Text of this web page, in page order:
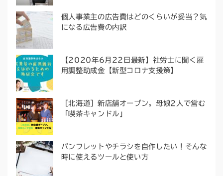
個人事業主の広告費はどのくらいが妥当？気
になる広告費の内訳
【2020年6月22日最新】社労士に聞く雇
用調整助成金【新型コロナ支援策】
［北海道］新店舗オープン。母娘2人で営む
「喫茶キャンドル」
パンフレットやチラシを自作したい！そんな
時に使えるツールと使い方